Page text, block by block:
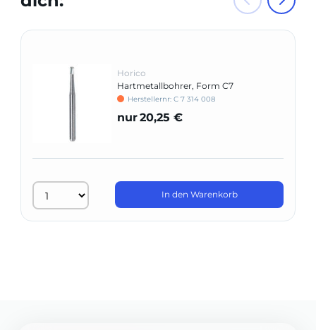
Horico
Hartmetallbohrer, Form C7
Herstellernr: C 7 314 008
nur20,25 €
In den Warenkorb